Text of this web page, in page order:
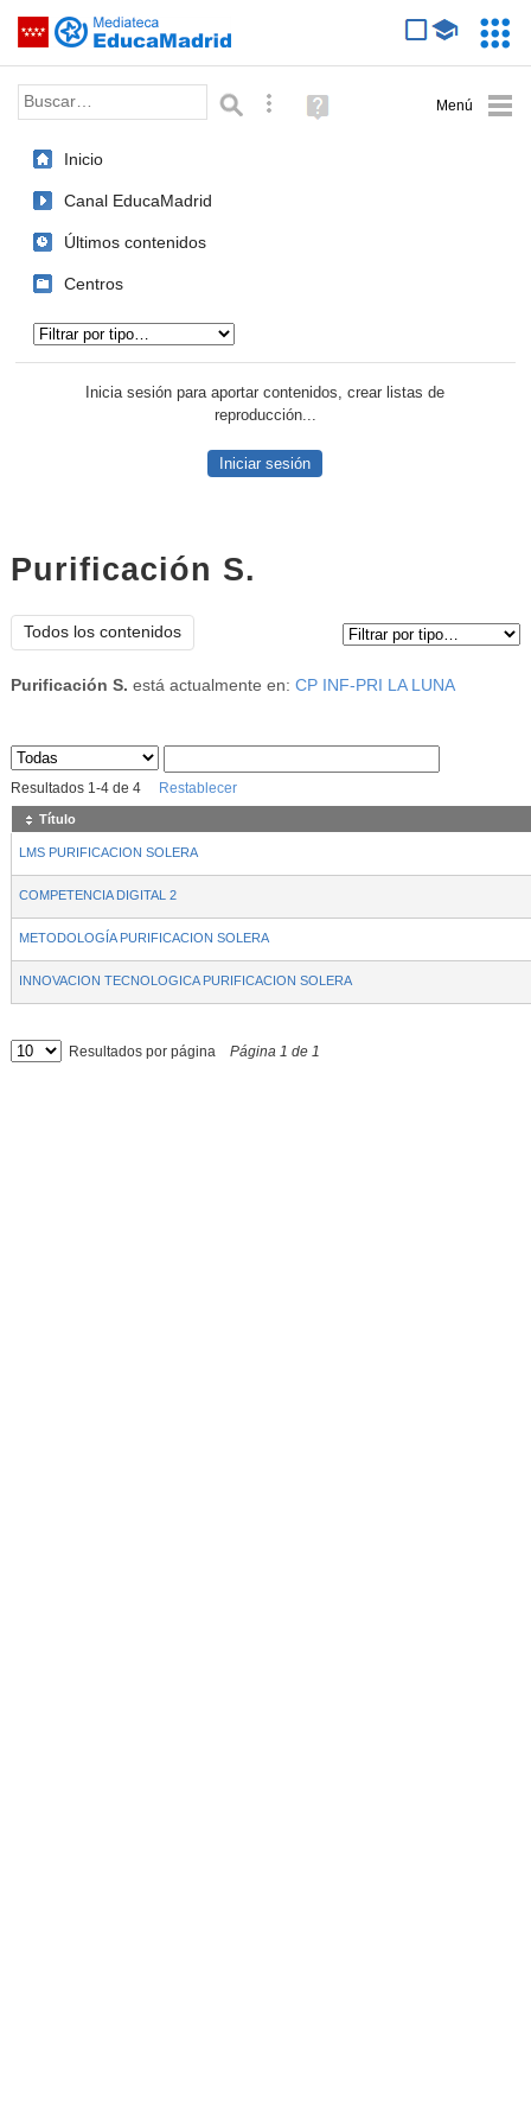
Saltar navegación
Palabra o frase: Búsqueda avanzada
Ayuda
(en
Inicio
Canal EducaMadrid
Últimos contenidos
Centros
Inicia sesión para aportar contenidos, crear listas de
reproducción...
Iniciar sesión
Purificación S.
Todos los contenidos
Purificación S. está actualmente en: CP INF-PRI LA LUNA
Sus archivos
Resultados 1-4de 4 Restablecer
Título
LMS PURIFICACION SOLERA
COMPETENCIA DIGITAL 2
METODOLOGÍA PURIFICACION SOLERA
INNOVACION TECNOLOGICA PURIFICACION SOLERA
Resultados por página Página 1 de 1